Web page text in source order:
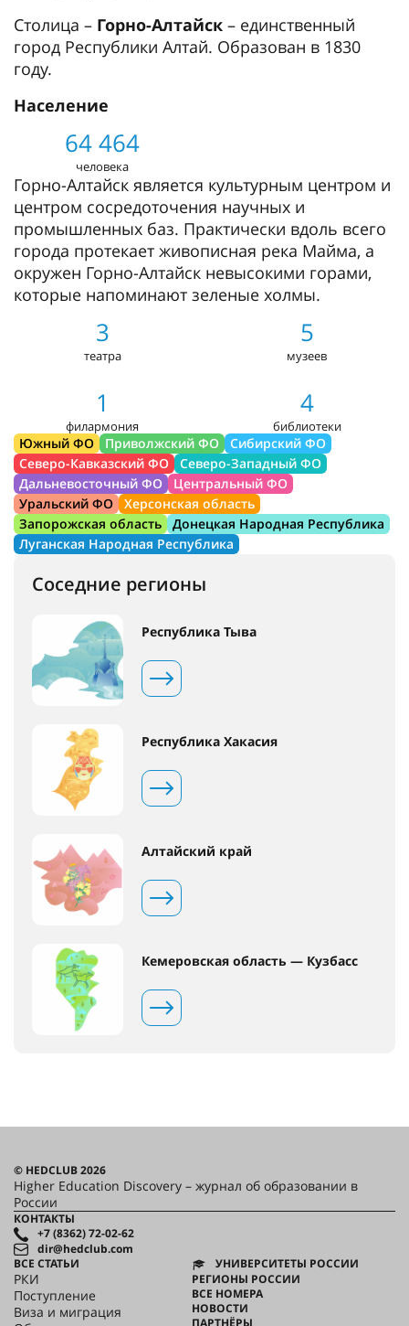
Столица – Горно-Алтайск – единственный
город Республики Алтай. Образован в 1830
году.
Население
64 464
человека
Горно-Алтайск является культурным центром и
центром сосредоточения научных и
промышленных баз. Практически вдоль всего
города протекает живописная река Майма, а
окружен Горно-Алтайск невысокими горами,
которые напоминают зеленые холмы.
3
театра
5
музеев
1
филармония
4
библиотеки
Южный ФО Приволжский ФО
Сибирский ФО
Северо-Кавказский ФО
Северо-Западный ФО
Дальневосточный ФО
Центральный ФО
Уральский ФО
Херсонская область
Запорожская область
Донецкая Народная Республика
Луганская Народная Республика
Соседние регионы
Республика Тыва
Республика Хакасия
Алтайский край
Кемеровская область — Кузбасс
© HEDCLUB 2026
Higher Education Discovery – журнал об образовании в
России
КОНТАКТЫ
+7 (8362) 72-02-62
dir@hedclub.com
ВСЕ СТАТЬИ
РКИ
Поступление
Виза и миграция
УНИВЕРСИТЕТЫ РОССИИ
РЕГИОНЫ РОССИИ
ВСЕ НОМЕРА
НОВОСТИ
ПАРТНЁРЫ